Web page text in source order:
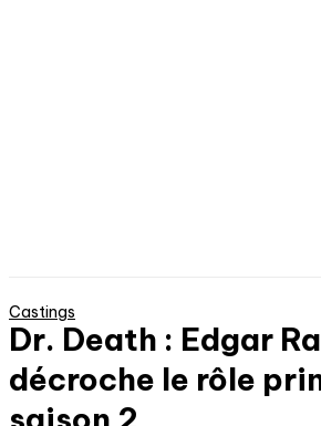
Castings
Dr. Death : Edgar
décroche le rôle